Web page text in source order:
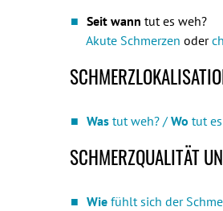
Seit wann tut es weh?
Akute Schmerzen oder
Was tut weh? / Wo tut
SCHMERZQUALITÄT
Wie fühlt sich der